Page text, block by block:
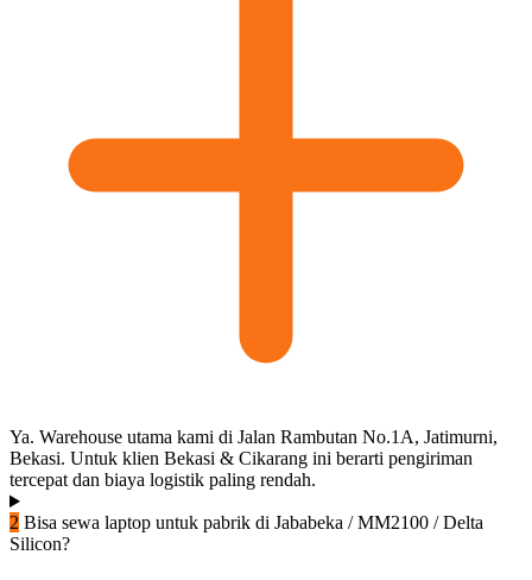
Ya. Warehouse utama kami di Jalan Rambutan No.1A, Jatimurni,
Bekasi. Untuk klien Bekasi & Cikarang ini berarti pengiriman
tercepat dan biaya logistik paling rendah.
2 Bisa sewa laptop untuk pabrik di Jababeka / MM2100 / Delta
Silicon?